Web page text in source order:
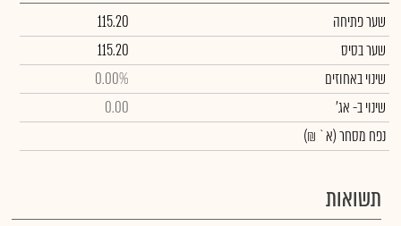
שער פתיחה
115.20
שער בסיס
115.20
שינוי באחוזים
0.00%
שינויב- אג'
0.00
נפח מסחר(א` ₪)
תשואות